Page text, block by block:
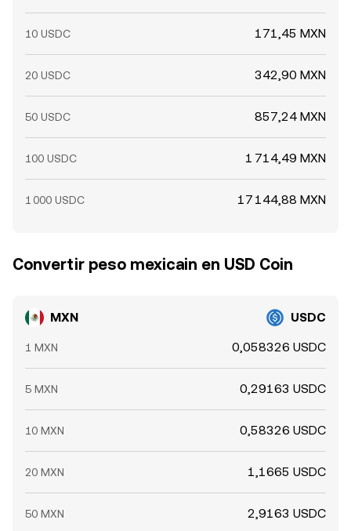
10 USDC 171,45 MXN
20 USDC 342,90 MXN
50 USDC 857,24 MXN
100 USDC 1 714,49 MXN
1 000 USDC 17 144,88 MXN
Convertir peso mexicain en USD Coin
MXN USDC
1 MXN 0,058326 USDC
5 MXN 0,29163 USDC
10 MXN 0,58326 USDC
20 MXN 1,1665 USDC
50 MXN 2,9163 USDC